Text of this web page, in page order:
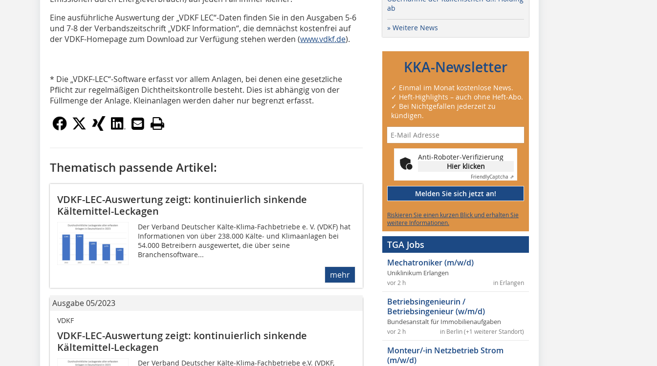
Eine ausführliche Auswertung der „VDKF LEC“-Daten finden Sie in den Ausgaben 5-6
und 7-8 der Verbandszeitschrift „VDKF Information“, die demnächst kostenfrei auf
der VDKF-Homepage zum Download zur Verfügung stehen werden (www.vdkf.de).
* Die „VDKF-LEC“-Software erfasst vor allem Anlagen, bei denen eine gesetzliche
Pflicht zur regelmäßigen Dichtheitskontrolle besteht. Dies ist abhängig von der
Füllmenge der Anlage. Kleinanlagen werden daher nur begrenzt erfasst.
Thematisch passende Artikel:
VDKF-LEC-Auswertung zeigt: kontinuierlich sinkende
Kältemittel-Leckagen
Der Verband Deutscher Kälte-Klima-Fachbetriebe e. V. (VDKF) hat
Informationen von über 238.000 Kälte- und Klimaanlagen bei
54.000 Betreibern ausgewertet, die über seine
Branchensoftware...
mehr
Ausgabe 05/2023
VDKF
VDKF-LEC-Auswertung zeigt: kontinuierlich sinkende
Kältemittel-Leckagen
Der Verband Deutscher Kälte-Klima-Fachbetriebe e.V. (VDKF,
ab
» Weitere News
KKA-Newsletter
✓ Einmal im Monat kostenlose News.
✓ Heft-Highlights – auch ohne Heft-Abo.
✓ Bei Nichtgefallen jederzeit zu
kündigen.
Anti-Roboter-Verifizierung
Hier klicken
FriendlyCaptcha ⇗
Melden Sie sich jetzt an!
Riskieren Sie einen kurzen Blick und erhalten Sie
weitere Informationen.
TGA Jobs
Mechatroniker (m/w/d)
Uniklinikum Erlangen
in Erlangen
vor 2 h
Betriebsingenieurin /
Betriebsingenieur (w/m/d)
Bundesanstalt für Immobilienaufgaben
in Berlin (+1 weiterer Standort)
vor 2 h
Monteur/-in Netzbetrieb Strom
(m/w/d)